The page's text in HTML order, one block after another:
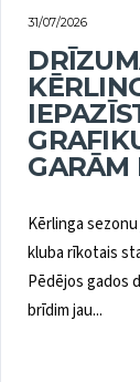
31/07/2026
GARĀM
Kērlinga
kluba rīkotais
Pēdējos gados
brīdim jau...